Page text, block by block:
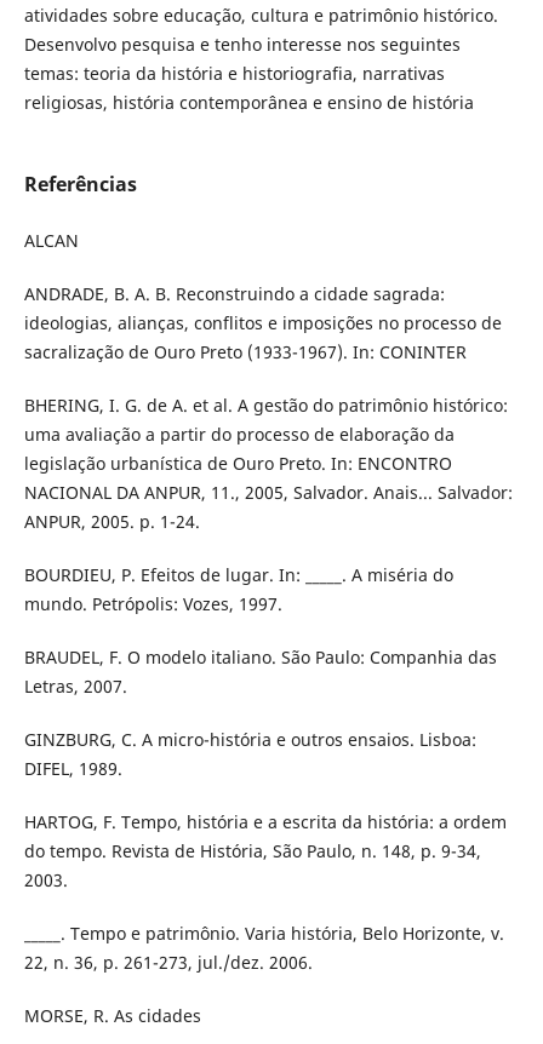
atividades sobre educação, cultura e patrimônio histórico.
Desenvolvo pesquisa e tenho interesse nos seguintes
temas: teoria da história e historiografia, narrativas
religiosas, história contemporânea e ensino de história
Referências
ALCAN
ANDRADE, B. A. B. Reconstruindo a cidade sagrada:
ideologias, alianças, conflitos e imposições no processo de
sacralização de Ouro Preto (1933-1967). In: CONINTER
BHERING, I. G. de A. et al. A gestão do patrimônio histórico:
uma avaliação a partir do processo de elaboração da
legislação urbanística de Ouro Preto. In: ENCONTRO
NACIONAL DA ANPUR, 11., 2005, Salvador. Anais... Salvador:
ANPUR, 2005. p. 1-24.
BOURDIEU, P. Efeitos de lugar. In: _____. A miséria do
mundo. Petrópolis: Vozes, 1997.
BRAUDEL, F. O modelo italiano. São Paulo: Companhia das
Letras, 2007.
GINZBURG, C. A micro-história e outros ensaios. Lisboa:
DIFEL, 1989.
HARTOG, F. Tempo, história e a escrita da história: a ordem
do tempo. Revista de História, São Paulo, n. 148, p. 9-34,
2003.
_____. Tempo e patrimônio. Varia história, Belo Horizonte, v.
22, n. 36, p. 261-273, jul./dez. 2006.
MORSE, R. As cidades